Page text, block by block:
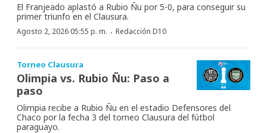
El Franjeado aplastó a Rubio Ñu por 5-0, para conseguir su
primer triunfo en el Clausura.
Agosto 2, 2026 05:55 p. m. · Redacción D10
Torneo Clausura
Olimpia vs. Rubio Ñu: Paso a
paso
Olimpia recibe a Rubio Ñu en el estadio Defensores del
Chaco por la fecha 3 del torneo Clausura del fútbol
paraguayo.